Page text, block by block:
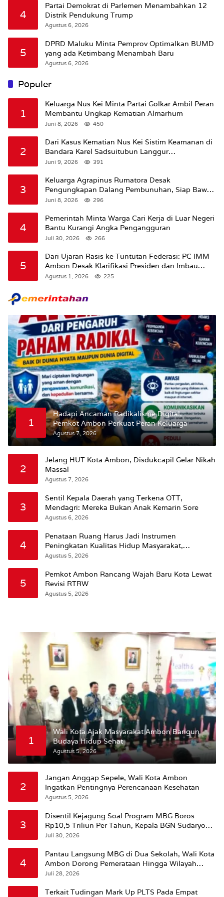
4
Partai Demokrat di Parlemen Menambahkan 12
Distrik Pendukung Trump
Agustus 6, 2026
5
DPRD Maluku Minta Pemprov Optimalkan BUMD
yang ada Ketimbang Menambah Baru
Agustus 6, 2026
Populer
1
Keluarga Nus Kei Minta Partai Golkar Ambil Peran
Membantu Ungkap Kematian Almarhum
Juni 8, 2026 450
2
Dari Kasus Kematian Nus Kei Sistim Keamanan di
Bandara Karel Sadsuitubun Langgur
Dipertanyakan
Juni 9, 2026 391
3
Keluarga Agrapinus Rumatora Desak
Pengungkapan Dalang Pembunuhan, Siap Bawa
Kasus ke Komisi III DPR RI
Juni 8, 2026 296
4
Pemerintah Minta Warga Cari Kerja di Luar Negeri
Bantu Kurangi Angka Pengangguran
Juli 30, 2026 266
5
Dari Ujaran Rasis ke Tuntutan Federasi: PC IMM
Ambon Desak Klarifikasi Presiden dan Imbau
Tunda Pengibaran Bendera Merah Putih Di
Agustus 1, 2026 225
1
Hadapi Ancaman Radikalisme Digital,
Pemkot Ambon Perkuat Peran Keluarga
Agustus 7, 2026
2
Jelang HUT Kota Ambon, Disdukcapil Gelar Nikah
Massal
Agustus 7, 2026
3
Sentil Kepala Daerah yang Terkena OTT,
Mendagri: Mereka Bukan Anak Kemarin Sore
Agustus 6, 2026
4
Penataan Ruang Harus Jadi Instrumen
Peningkatan Kualitas Hidup Masyarakat,
Wattimena: Revisi RT-RW Ditetapkan Pemkot
Agustus 5, 2026
5
Pemkot Ambon Rancang Wajah Baru Kota Lewat
Revisi RTRW
Agustus 5, 2026
1
Wali Kota Ajak Masyarakat Ambon Bangun
Budaya Hidup Sehat
Agustus 5, 2026
2
Jangan Anggap Sepele, Wali Kota Ambon
Ingatkan Pentingnya Perencanaan Kesehatan
Agustus 5, 2026
3
Disentil Kejagung Soal Program MBG Boros
Rp10,5 Triliun Per Tahun, Kepala BGN Sudaryono
Beri Penjelasan
Juli 30, 2026
4
Pantau Langsung MBG di Dua Sekolah, Wali Kota
Ambon Dorong Pemerataan Hingga Wilayah
Leitimur Selatan
Juli 28, 2026
Terkait Tudingan Mark Up PLTS Pada Empat